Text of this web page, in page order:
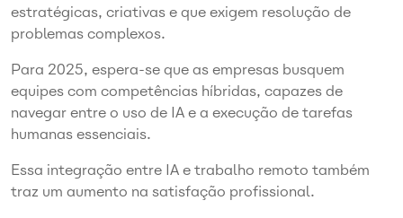
estratégicas, criativas e que exigem resolução de
problemas complexos.
Para 2025, espera-se que as empresas busquem
equipes com competências híbridas, capazes de
navegar entre o uso de IA e a execução de tarefas
humanas essenciais.
Essa integração entre IA e trabalho remoto também
traz um aumento na satisfação profissional.